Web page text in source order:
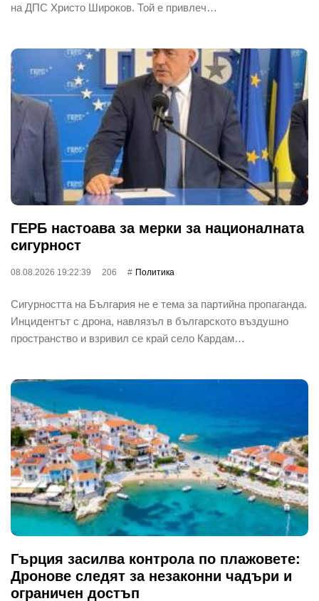
на ДПС Христо Широков. Той е привлеч…
ГЕРБ настоава за мерки за националната
сигурност
08.08.2026 19:22:39 206 Политика
Сигурността на България не е тема за партийна пропаганда.
Инцидентът с дрона, навлязъл в българското въздушно
пространство и взривил се край село Кардам…
Гърция засилва контрола по плажовете:
Дронове следят за незаконни чадъри и
ограничен достъп